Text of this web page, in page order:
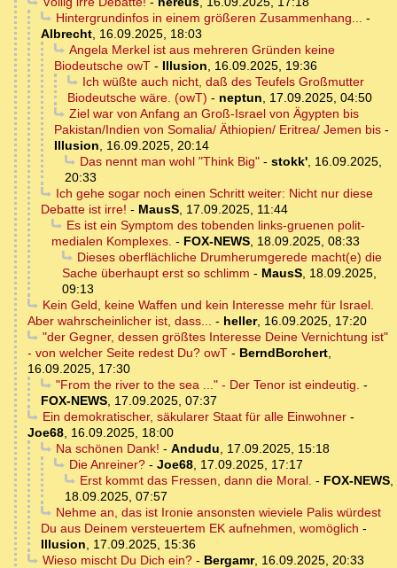
Hintergrundinfos in einem größeren Zusammenhang... -
Albrecht, 16.09.2025, 18:03
Angela Merkel ist aus mehreren Gründen keine
Biodeutsche owT - Illusion, 16.09.2025, 19:36
Ich wüßte auch nicht, daß des Teufels Großmutter
Biodeutsche wäre. (owT) - neptun, 17.09.2025, 04:50
Ziel war von Anfang an Groß-Israel von Ägypten bis
Pakistan/Indien von Somalia/ Äthiopien/ Eritrea/ Jemen bis -
Illusion, 16.09.2025, 20:14
Das nennt man wohl "Think Big"- stokk', 16.09.2025,
20:33
Ich gehe sogar noch einen Schritt weiter: Nicht nur diese
Debatte ist irre! - MausS, 17.09.2025, 11:44
Es ist ein Symptom des tobenden links-gruenen polit-
medialen Komplexes. - FOX-NEWS, 18.09.2025, 08:33
Dieses oberflächliche Drumherumgerede macht(e) die
Sache überhaupt erst so schlimm - MausS, 18.09.2025,
09:13
Kein Geld, keine Waffen und kein Interesse mehr für Israel.
Aber wahrscheinlicher ist, dass... - heller, 16.09.2025, 17:20
"der Gegner, dessen größtes Interesse Deine Vernichtung ist"
- von welcher Seite redest Du? owT - BerndBorchert,
16.09.2025, 17:30
"From the river to the sea ..." - Der Tenor ist eindeutig. -
FOX-NEWS, 17.09.2025, 07:37
Ein demokratischer, säkularer Staat für alle Einwohner-
Joe68, 16.09.2025, 18:00
Na schönen Dank! - Andudu, 17.09.2025, 15:18
Die Anreiner?- Joe68, 17.09.2025, 17:17
Erst kommt das Fressen, dann die Moral. - FOX-NEWS,
18.09.2025, 07:57
Nehme an, das ist Ironie ansonsten wieviele Palis würdest
Du aus Deinem versteuertem EK aufnehmen, womöglich -
Illusion, 17.09.2025, 15:36
Wieso mischt Du Dich ein?- Bergamr, 16.09.2025, 20:33